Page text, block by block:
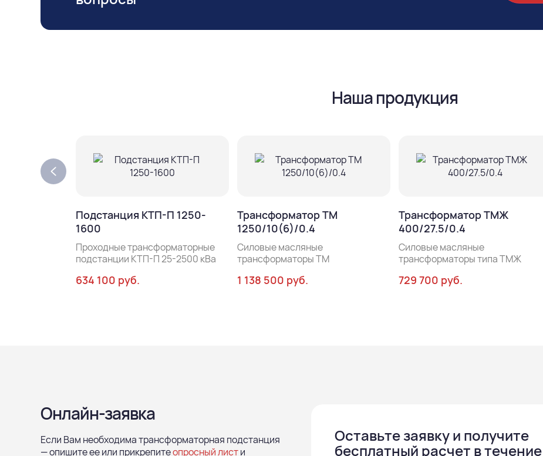
Наша продукция
Подстанция КТП-П 1250-
1600
Проходные трансформаторные
подстанции КТП-П 25-2500 кВа
634 100 руб.
Трансформатор ТМ
1250/10(6)/0.4
Силовые масляные
трансформаторы ТМ
1 138 500 руб.
Трансформатор ТМЖ
400/27.5/0.4
Силовые масляные
трансформаторы типа ТМЖ
729 700 руб.
Онлайн-заявка
Если Вам необходима трансформаторная подстанция
— опишите ее или прикрепитеопросный листи
Оставьте заявку и получите
бесплатный расчет в течение